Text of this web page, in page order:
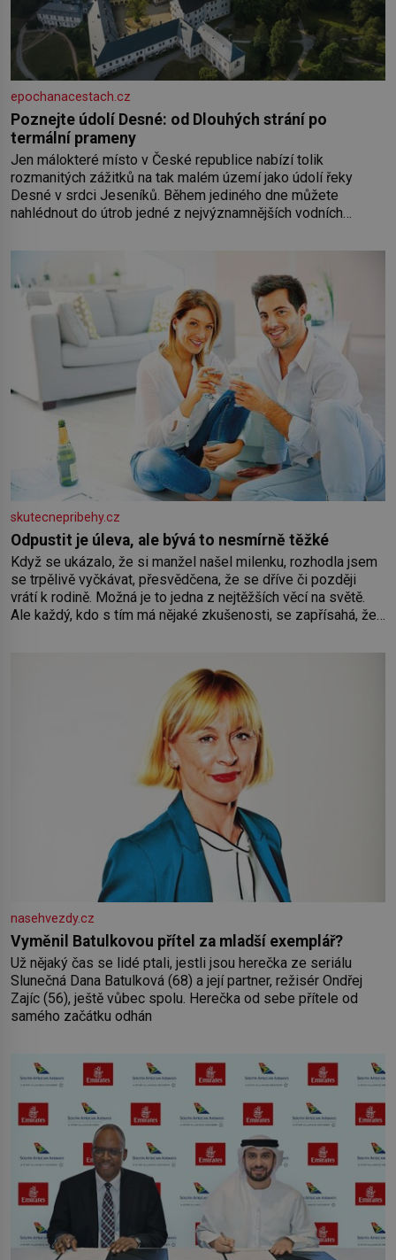
epochanacestach.cz
Poznejte údolí Desné: od Dlouhých strání po
termální prameny
Jen málokteré místo v České republice nabízí tolik
rozmanitých zážitků na tak malém území jako údolí řeky
Desné v srdci Jeseníků. Během jediného dne můžete
nahlédnout do útrob jedné z nejvýznamnějších vodních
koloběžce a den zakončit poznáváním památek ve Velkých
skutecnepribehy.cz
Odpustit je úleva, ale bývá to nesmírně těžké
Když se ukázalo, že si manžel našel milenku, rozhodla jsem
se trpělivě vyčkávat, přesvědčena, že se dříve či později
vrátí k rodině. Možná je to jedna z nejtěžších věcí na světě.
Ale každý, kdo s tím má nějaké zkušenosti, se zapřísahá, že
nasehvezdy.cz
Vyměnil Batulkovou přítel za mladší exemplář?
Už nějaký čas se lidé ptali, jestli jsou herečka ze seriálu
Slunečná Dana Batulková (68) a její partner, režisér Ondřej
Zajíc (56), ještě vůbec spolu. Herečka od sebe přítele od
samého začátku odhán